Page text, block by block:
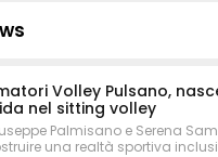
Volley Pulsano,
nel sitting volley
Palmisano e Serena
una realtà sportiva